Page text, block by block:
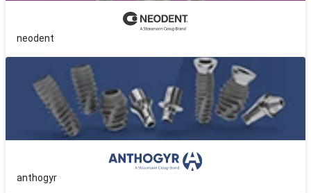
neodent
anthogyr